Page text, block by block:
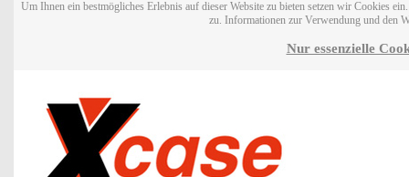
Um Ihnen ein bestmögliches Erlebnis auf dieser Website zu bieten setzen wir Cookies
zu. Informationen zur Verwendung und den
Nur essenzielle